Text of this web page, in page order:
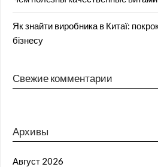
Як знайти виробника в Китаї:
бізнесу
Свежие комментарии
Архивы
Август 2026